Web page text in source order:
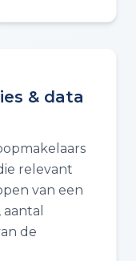
& data
relevant
van een
de